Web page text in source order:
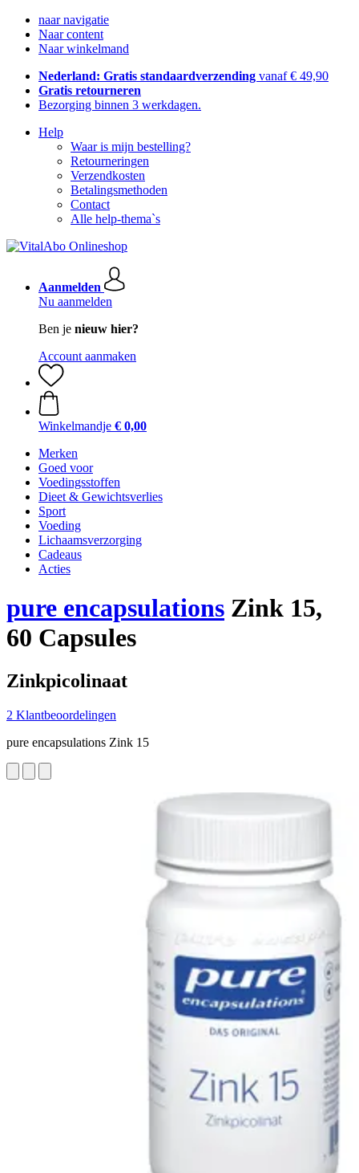
naar navigatie
Naar content
Naar winkelmand
Nederland: Gratis standaardverzending vanaf € 49,90
Gratis retourneren
Bezorging binnen 3 werkdagen.
Help
Waar is mijn bestelling?
Retourneringen
Verzendkosten
Betalingsmethoden
Contact
Alle help-thema`s
Aanmelden
Nu aanmelden
Ben je nieuw hier?
Account aanmaken
Winkelmandje € 0,00
Merken
Goed voor
Voedingsstoffen
Dieet & Gewichtsverlies
Sport
Voeding
Lichaamsverzorging
Cadeaus
Acties
pure encapsulations Zink 15,
60 Capsules
Zinkpicolinaat
2 Klantbeoordelingen
pure encapsulations Zink 15